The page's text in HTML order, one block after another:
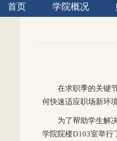
首页 学院概况
在求职季的关键
何快速适应职场新环境
为了帮助学生解
学院院楼D103室举行